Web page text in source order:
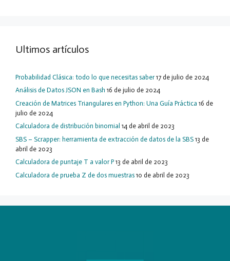
Ultimos artículos
Probabilidad Clásica: todo lo que necesitas saber 17 de julio de 2024
Análisis de Datos JSON en Bash 16 de julio de 2024
Creación de Matrices Triangulares en Python: Una Guía Práctica 16 de
julio de 2024
Calculadora de distribución binomial 14 de abril de 2023
SBS – Scrapper: herramienta de extracción de datos de la SBS 13 de
abril de 2023
Calculadora de puntaje T a valor P 13 de abril de 2023
Calculadora de prueba Z de dos muestras 10 de abril de 2023